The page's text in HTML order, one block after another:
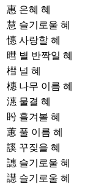
惠 은혜 혜
慧 슬기로울 혜
憓 사랑할 혜
暳 별 반짝일 혜
槥 널 혜
橞 나무 이름 혜
潓 물결 혜
盻 흘겨볼 혜
蕙 풀 이름 혜
謑 꾸짖을 혜
譓 슬기로울 혜
譿 슬기로울 혜